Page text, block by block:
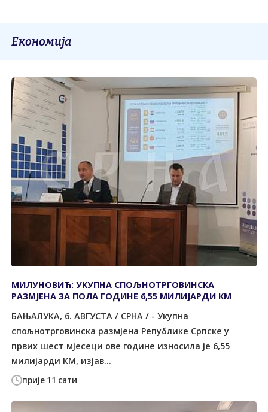
Економија
прије 11 сати
МИЛУНОВИЋ: УКУПНА СПОЉНОТРГОВИНСКА
РАЗМЈЕНА ЗА ПОЛА ГОДИНЕ 6,55 МИЛИЈАРДИ КМ
БАЊАЛУКА, 6. АВГУСТА / СРНА / - Укупна
спољнотрговинска размјена Републике Српске у
првих шест мјесеци ове године износила је 6,55
милијарди КМ, изјав...